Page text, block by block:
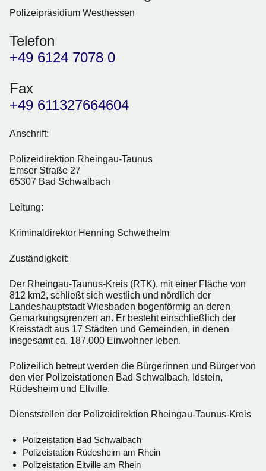
Polizeipräsidium Westhessen
Telefon
+49 6124 7078 0
Fax
+49 611327664604
Anschrift:
Polizeidirektion Rheingau-Taunus
Emser Straße 27
65307 Bad Schwalbach
Leitung:
Kriminaldirektor Henning Schwethelm
Zuständigkeit:
Der Rheingau-Taunus-Kreis (RTK), mit einer Fläche von
812 km2, schließt sich westlich und nördlich der
Landeshauptstadt Wiesbaden bogenförmig an deren
Gemarkungsgrenzen an. Er besteht einschließlich der
Kreisstadt aus 17 Städten und Gemeinden, in denen
insgesamt ca. 187.000 Einwohner leben.
Polizeilich betreut werden die Bürgerinnen und Bürger von
den vier Polizeistationen Bad Schwalbach, Idstein,
Rüdesheim und Eltville.
Dienststellen der Polizeidirektion Rheingau-Taunus-Kreis
Polizeistation Bad Schwalbach
Polizeistation Rüdesheim am Rhein
Polizeistation Eltville am Rhein